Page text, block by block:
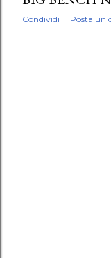
Condividi Posta un